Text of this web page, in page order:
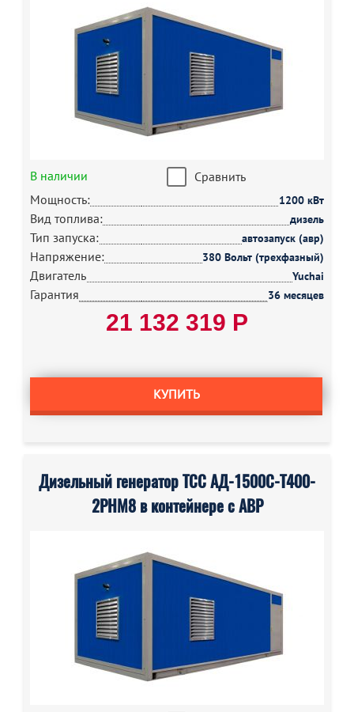
В наличии
Сравнить
Мощность:
1200 кВт
Вид топлива: дизель
Тип запуска: автозапуск (авр)
Напряжение: 380 Вольт (трехфазный)
Двигатель Yuchai
Гарантия 36 месяцев
21 132 319 Р
КУПИТЬ
Дизельный генератор ТСС АД-1500С-Т400-
2РНМ8 в контейнере с АВР